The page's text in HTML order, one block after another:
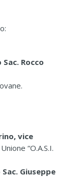
Sac. Rocco
vice
“O.A.S.I.
Giuseppe